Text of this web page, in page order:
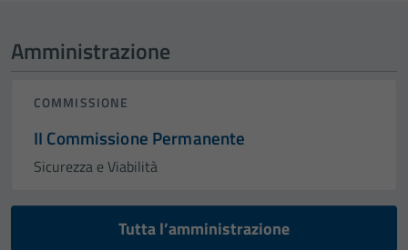
Amministrazione
COMMISSIONE
II Commissione Permanente
Sicurezza e Viabilità
Tutta l’amministrazione